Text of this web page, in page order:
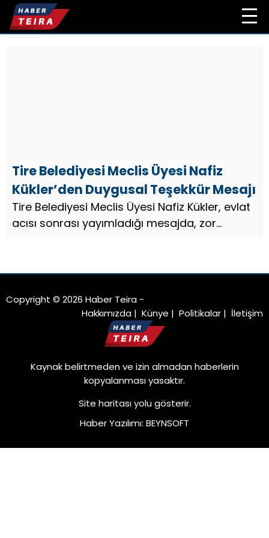
Tire Belediyesi Meclis Üyesi Nafiz
Kükler’den Duygusal Teşekkür Mesajı
Tire Belediyesi Meclis Üyesi Nafiz Kükler, evlat
acısı sonrası yayımladığı mesajda, zor
Copyright © 2026 Haber Teira -
Hakkımızda | Künye | Politikalar | İletişim
Kaynak belirtmeden ve izin almadan haberlerin
kopyalanması yasaktır.
Site haritasıyolu gösterir.
Haber Yazılımı: BEYNSOFT